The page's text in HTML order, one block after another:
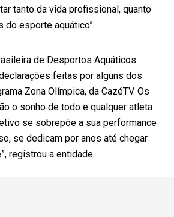
tanto da vida profissional, quanto
esporte aquático”.
de Desportos Aquáticos
feitas por alguns dos
Zona Olímpica, da CazéTV. Os
o sonho de todo e qualquer atleta
se sobrepõe a sua performance
se dedicam por anos até chegar
registrou a entidade.